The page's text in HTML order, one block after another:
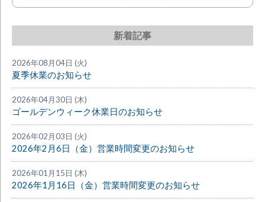
新着記事
2026年08月04日 (火)
夏季休業のお知らせ
2026年04月30日 (木)
ゴールデンウィーク休業日のお知らせ
2026年02月03日 (火)
2026年2月6日（金）営業時間変更のお知らせ
2026年01月15日 (木)
2026年1月16日（金）営業時間変更のお知らせ